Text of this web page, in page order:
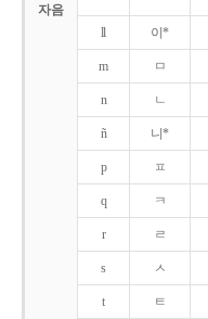
자음
ll 이*
m ㅁ
n ㄴ
ñ 니*
p ㅍ
q ㅋ
r ㄹ
s ㅅ
t ㅌ